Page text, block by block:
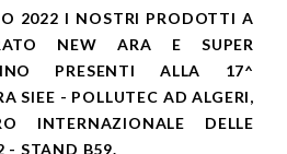
2022 I NOSTRI PRODOTTI A
NEW ARA E SUPER
PRESENTI ALLA 17^
SIEE - POLLUTEC AD ALGERI,
INTERNAZIONALE DELLE
- STAND B59.